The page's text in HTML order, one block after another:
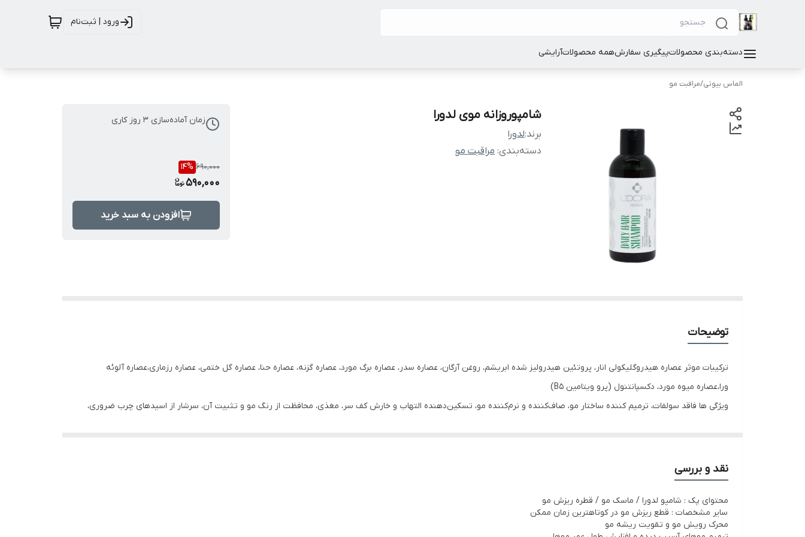
ورود | ثبت‌نام
دسته‌بندی محصولاتپیگیری سفارشهمه محصولاتآرایشی
الماس بیوتی/مراقبت مو
شامپوروزانه موی لدورا
برند:لدورا
دسته‌بندی: مراقبت مو
زمان آماده‌سازی 3 روز کاری
690,000
14%
590,000
افزودن به سبد خرید
توضیحات
ترکیبات موثر عصاره هیدروگلیکولی انار، پروتئین هیدرولیز شده ابریشم، روغن آرگان، عصاره سدر، عصاره برگ مورد، عصاره گزنه، عصاره حنا، عصاره گل ختمی، عصاره رزماری،عصاره آلوئه
ورا،عصاره میوه مورد، دکسپانتنول (پرو ویتامین B5)
ویژگی ها فاقد سولفات، ترمیم کننده ساختار مو، صاف‌کننده و نرم‌کننده مو، تسکین‌دهنده التهاب و خارش کف سر، مغذی، محافظت از رنگ مو و تثبیت آن، سرشار از اسیدهای چرب ضروری،
نقد و بررسی
محتوای پک : شامپو لدورا / ماسک مو / قطره ریزش مو
سایر مشخصات : قطع ریزش مو در کوتاهترین زمان ممکن
محرک رویش مو و تقویت ریشه مو